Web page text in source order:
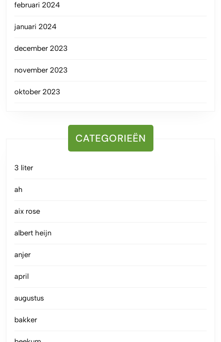
februari 2024
januari 2024
december 2023
november 2023
oktober 2023
CATEGORIEËN
3 liter
ah
aix rose
albert heijn
anjer
april
augustus
bakker